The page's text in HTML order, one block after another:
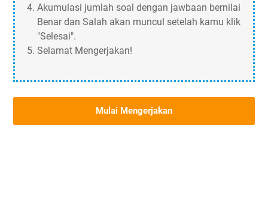
Akumulasi jumlah soal dengan jawbaan bernilai
Benar dan Salah akan muncul setelah kamu klik
"Selesai".
Selamat Mengerjakan!
Mulai Mengerjakan